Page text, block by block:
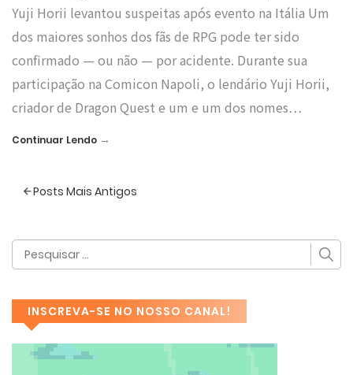
Yuji Horii levantou suspeitas após evento na Itália Um
dos maiores sonhos dos fãs de RPG pode ter sido
confirmado — ou não — por acidente. Durante sua
participação na Comicon Napoli, o lendário Yuji Horii,
criador de Dragon Quest e um e um dos nomes…
Continuar Lendo →
Posts Mais Antigos
INSCREVA-SE NO NOSSO CANAL!